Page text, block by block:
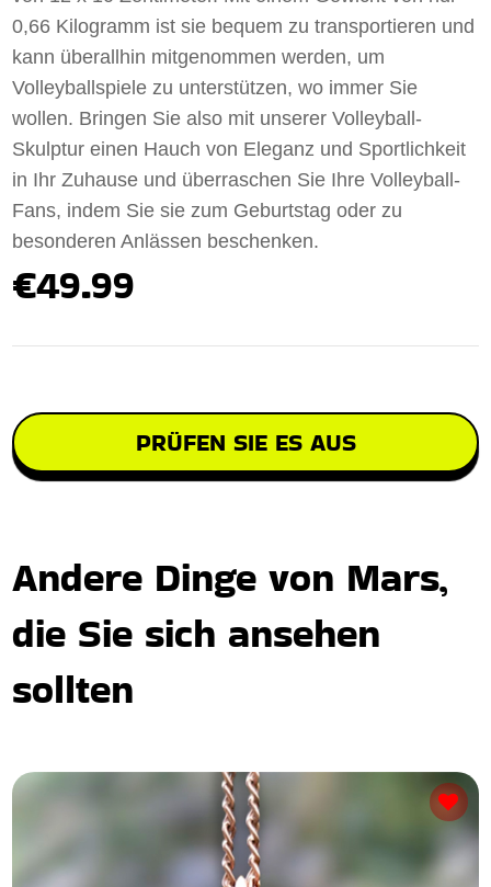
0,66 Kilogramm ist sie bequem zu transportieren und
kann überallhin mitgenommen werden, um
Volleyballspiele zu unterstützen, wo immer Sie
wollen. Bringen Sie also mit unserer Volleyball-
Skulptur einen Hauch von Eleganz und Sportlichkeit
in Ihr Zuhause und überraschen Sie Ihre Volleyball-
Fans, indem Sie sie zum Geburtstag oder zu
besonderen Anlässen beschenken.
€49.99
PRÜFEN SIE ES AUS
Andere Dinge von Mars,
die Sie sich ansehen
sollten